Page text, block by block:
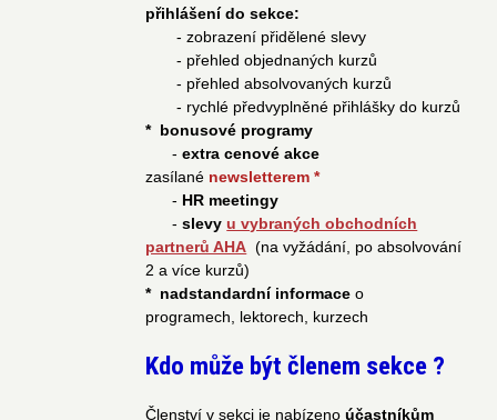
přihlášení do sekce:
- zobrazení přidělené slevy
- přehled objednaných kurzů
- přehled absolvovaných kurzů
- rychlé předvyplněné přihlášky do kurzů
* bonusové programy
-extra cenové akce
zasílané newsletterem *
- HR meetingy
-slevyu vybraných obchodních
partnerů AHA (na vyžádání, po absolvování
2 a více kurzů)
* nadstandardní informace o
programech, lektorech, kurzech
Kdo může být členem sekce ?
Členství v sekci je nabízenoúčastníkům